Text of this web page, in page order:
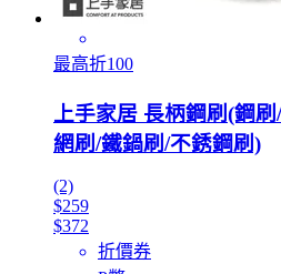
最高折100
上手家居 長柄鋼刷(鋼
網刷/鐵鍋刷/不銹鋼刷)
(2)
$259
$372
折價券